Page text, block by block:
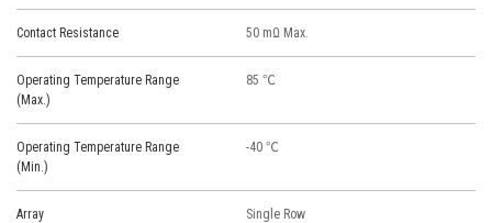
Contact Resistance 50 mΩ Max.
Operating Temperature Range
(Max.)
85 ℃
Operating Temperature Range
(Min.)
-40 ℃
Array Single Row